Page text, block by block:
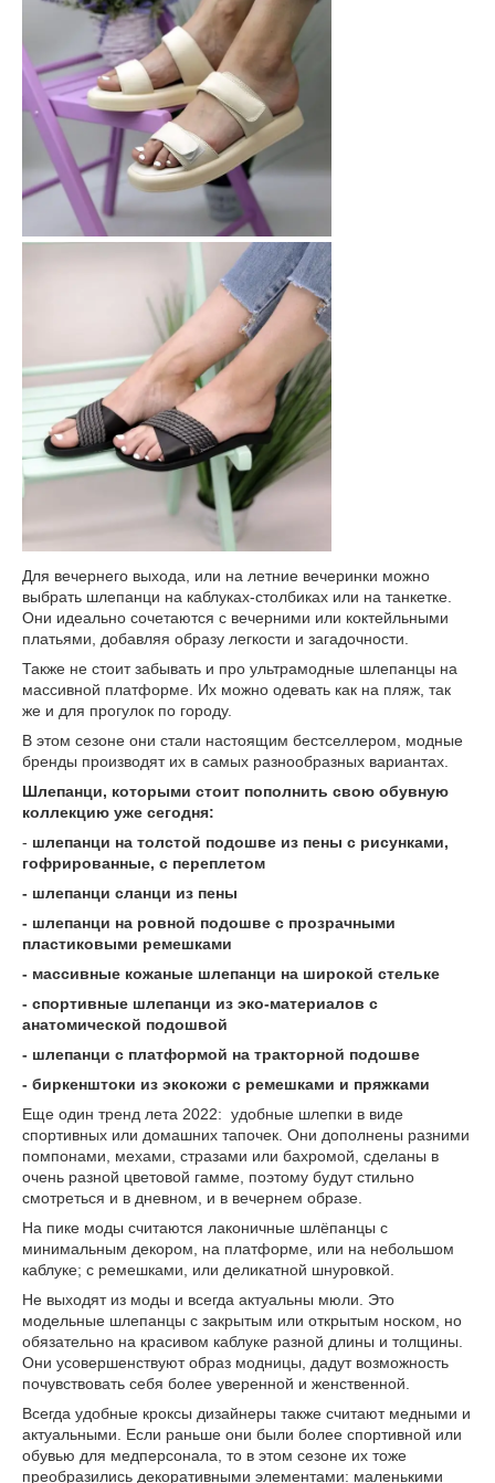
Для вечернего выхода, или на летние вечеринки можно
выбрать шлепанци на каблуках-столбиках или на танкетке.
Они идеально сочетаются с вечерними или коктейльными
платьями, добавляя образу легкости и загадочности.
Также не стоит забывать и про ультрамодные шлепанцы на
массивной платформе. Их можно одевать как на пляж, так
же и для прогулок по городу.
В этом сезоне они стали настоящим бестселлером, модные
бренды производят их в самых разнообразных вариантах.
Шлепанци, которыми стоит пополнить свою обувную
коллекцию уже сегодня:
- шлепанци на толстой подошве из пены с рисунками,
гофрированные, с переплетом
- шлепанци сланци из пены
- шлепанци на ровной подошве с прозрачными
пластиковыми ремешками
- массивные кожаные шлепанци на широкой стельке
- спортивные шлепанци из эко-материалов с
анатомической подошвой
- шлепанци с платформой на тракторной подошве
- биркенштоки из экокожи с ремешками и пряжками
Еще один тренд лета 2022: удобные шлепки в виде
спортивных или домашних тапочек. Они дополнены разними
помпонами, мехами, стразами или бахромой, сделаны в
очень разной цветовой гамме, поэтому будут стильно
смотреться и в дневном, и в вечернем образе.
На пике моды считаются лаконичные шлёпанцы с
минимальным декором, на платформе, или на небольшом
каблуке; с ремешками, или деликатной шнуровкой.
Не выходят из моды и всегда актуальны мюли. Это
модельные шлепанцы с закрытым или открытым носком, но
обязательно на красивом каблуке разной длины и толщины.
Они усовершенствуют образ модницы, дадут возможность
почувствовать себя более уверенной и женственной.
Всегда удобные кроксы дизайнеры также считают медными и
актуальными. Если раньше они были более спортивной или
обувью для медперсонала, то в этом сезоне их тоже
преобразились декоративными элементами: маленькими